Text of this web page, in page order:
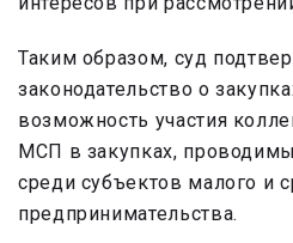
Таким образом, суд
законодательство о
возможность участия
МСП в закупках,
среди субъектов малого и
предпринимательства.